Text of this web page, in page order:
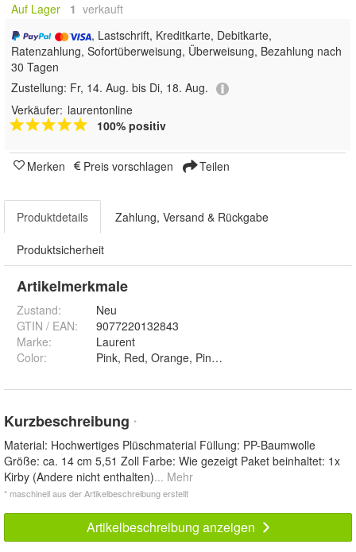
Auf Lager 1 verkauft
, Lastschrift, Kreditkarte, Debitkarte,
Ratenzahlung, Sofortüberweisung, Überweisung, Bezahlung nach
30 Tagen
Zustellung: Fr, 14. Aug. bis Di, 18. Aug.
Verkäufer: laurentonline
100% positiv
Merken Preis vorschlagen Teilen
Produktdetails Zahlung, Versand & Rückgabe
Produktsicherheit
Artikelmerkmale
Zustand:
Neu
GTIN / EAN:
9077220132843
Marke:
Laurent
Color:
Kurzbeschreibung *
Material: Hochwertiges Plüschmaterial Füllung: PP-Baumwolle
Größe: ca. 14 cm 5,51 Zoll Farbe: Wie gezeigt Paket beinhaltet: 1x
Kirby (Andere nicht enthalten)... Mehr
* maschinell aus der Artikelbeschreibung erstellt
Artikelbeschreibung anzeigen